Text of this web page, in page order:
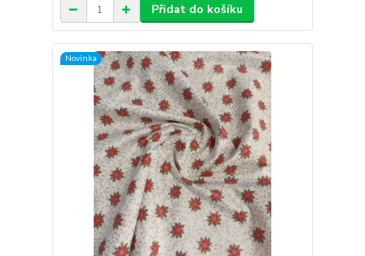
Přidat do košíku
Novinka